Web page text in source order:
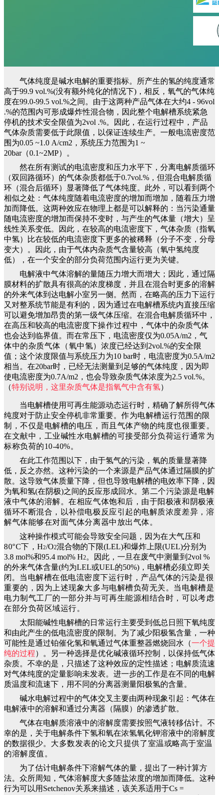
气体纯度是碱水电解的重要指标。所产生的氢的纯度通常
高于99.9 vol.%(没有额外纯化的情况下)，相反，氧气的气体纯
度在99.0-99.5 vol.%之间。由于这两种产品气体在大约4 - 96vol
.%的范围内可形成爆炸性混合物，因此整个电解槽系统紧急
停机的技术安全限值为2vol .%。因此，在运行过程中，产品
气体杂质需要低于此限值，以保证连续生产。一般电流密度范
围为0.05 ~1.0 A/cm2，系统压力范围为1 ~
20bar（0.1~2MP）。
然在所有测试的电流密度和压力水平下，分离电解质循环
（双回路循环）的气体杂质都低于0.7vol.%，但混合电解质循
环（混合后循环）显著降低了气体纯度。此外，可以看到两个
相似之处：气体纯度随着电流密度的增加而增加，随着压力增
加而降低。这两种效应在物理上都是可以解释的：当污染通量
随电流密度的增加而保持不变时，与产生的气体量（增大）呈
线性关系变低。因此，在较高的电流密度下，气体杂质（指氧
中氢）比在较低的电流密度下更多的被稀释（分子不变，分母
变大）。因此，由于气体内杂质气含量较高（氧中氢纯度
低），在一个安全的部分负荷范围内运行更为关键。
电解液中气体溶解的量随压力增大而增大；因此，通过隔
膜材料的扩散具有很高的浓度梯度，并且在混合时更多的溶解
的外来气体到达电解小室另一侧。然而，在略高的压力下运行
又对整系统节能是有利的，因为通过在电解槽系统内直接压缩
可以避免增加昂贵的第一级气体压缩。在混合电解质循环中，
在高压和较高的电流密度下操作过程中 ，气体中的杂质气体
也会达到临界值。而在常压下，电流密度仅为0.05A/m2， 气
体中的杂质气体（氧中氢） 浓度已经达到2vol.%的安全限
值；这个浓度限值与系统压力为10 bar时，电流密度为0.5A/m2
相当。在20bar时，已经无法测量到足够的气体纯度，因为即
使电流密度为0.7A/m2，也会导致杂质气体浓度为2.5 vol.%。
（特别说明，这里杂质气体是指氧气中含有氢）
当电解槽使用可再生能源动态运行时，精确了解所得气体
纯度对于防止安全停机非常重要。 作为电解槽运行范围的限
制，不仅是电解槽的电压，而且气体产物的纯度也很重要。
在文献中，工业碱性水电解槽的可接受部分负荷运行通常为
标称负荷的10-40%。
在此工作范围以下，由于氢气的污染，氧的质量显著降
低，反之亦然。这种污染的一个来源是产品气体通过隔膜的扩
散。这导致气体质量下降，但也导致电解槽的电效率下降，因
为氧和氢(在阴极)之间的反应形成回水。 第二个污染源是电解
液中气体的溶解。在相应气体饱和后，由于阳极液和阴极液
循环不断混合，以补偿电极反应引起的电解质浓度差异，溶
解气体能够在对面气体分离器中放出气体。
这种操作模式可能会导致安全问题，因为在大气压和
80°C下，H2/O2混合物的下限(LEL)和爆炸上限(UEL)分别为
3.8 mol%和95.4 mol% H2。因此，一旦在废气中测量到2vol %
的外来气体含量(约为LEL或UEL的50%)，电解槽必须立即关
闭。 当电解槽在低电流密度下运行时，产品气体的污染是很
重要的，因为上述现象大多与电解槽负荷无关。 当电解槽是
电力制气工厂的一部分并与可再生能源相结合时，可以考虑
在部分负荷区域运行。
太阳能碱性电解槽的日常运行主要受到低总日照下氧纯度
和由此产生的低电流密度的限制。为了减少阳极氢含量，一种
可能性是通过铂催化氢和氧通过气体重整器燃烧回水（一个提
纯的过程）。另一种选择是优化碱液循环控制，以保持低气体
杂质。不幸的是，只描述了这种效应的定性描述；电解质流速
对气体纯度的定量影响未发表。进一步的工作是在不同的电解
质温度和流速下，用不同的分离器测量阳极氢的含量。
碱水电解过程中的气体交叉主要由两种现象引起：气体在
电解液中的溶解和通过分离器（隔膜）的渗透扩散。
气体在电解质溶液中的溶解度需要按照气液转移估计。不
幸的是，关于电解条件下氢和氧在浓氢氧化钾溶液中的溶解度
的数据很少。 大多数发表的论文只提供了室温或略高于室温
的溶解度值。
为了估计电解条件下溶解气体的量，提出了一种计算方
法。众所周知，气体溶解度大多随盐浓度的增加而降低。这种
行为可以用Setchenov关系来描述，该关系适用于Cs =